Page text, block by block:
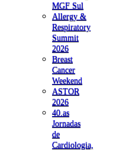
MGF Sul
Allergy &
Respiratory
Summit
2026
Breast
Cancer
Weekend
ASTOR
2026
40.as
Jornadas
de
Cardiologia,